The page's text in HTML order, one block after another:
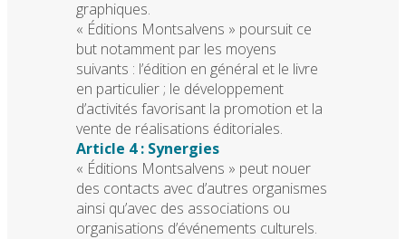
graphiques.
« Éditions Montsalvens » poursuit ce
but notamment par les moyens
suivants : l’édition en général et le livre
en particulier ; le développement
d’activités favorisant la promotion et la
vente de réalisations éditoriales.
Article 4 : Synergies
« Éditions Montsalvens » peut nouer
des contacts avec d’autres organismes
ainsi qu’avec des associations ou
organisations d’événements culturels.